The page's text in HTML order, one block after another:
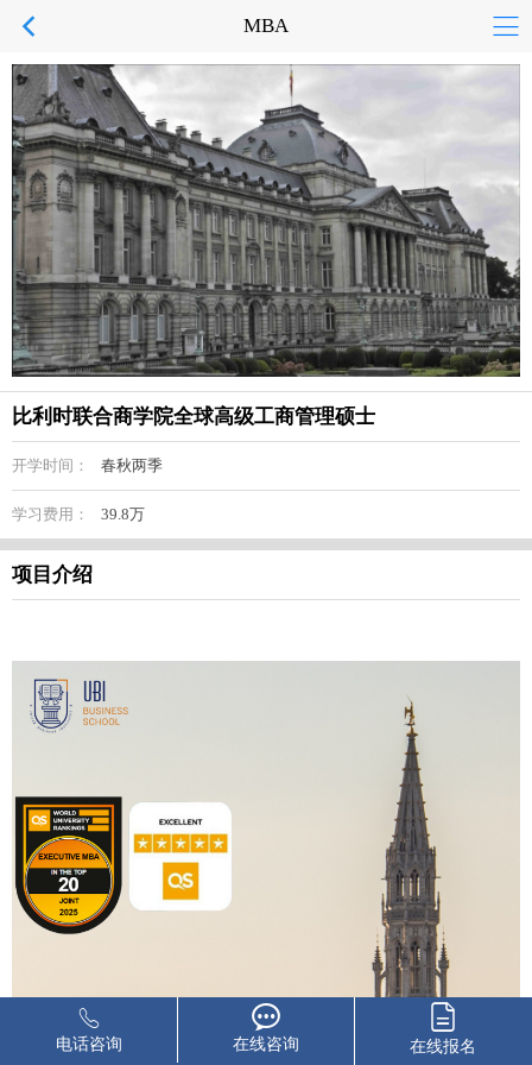
MBA
比利时联合商学院全球高级工商管理硕士
开学时间： 春秋两季
学习费用： 39.8万
项目介绍
电话咨询 在线咨询 在线报名